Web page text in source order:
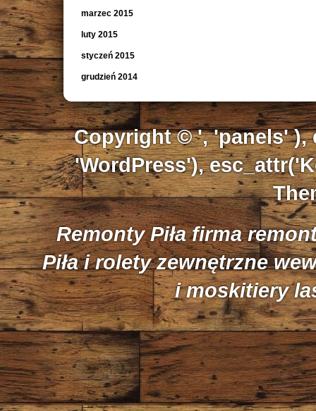
marzec 2015
luty 2015
styczeń 2015
grudzień 2014
Copyright © ', 'panels' ),
'WordPress'),
Remonty Piła firma
Piła i rolety zewnętrzne
i moskitiery